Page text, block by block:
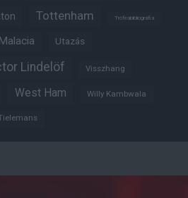
Tottenham Trófeabibliográfia
Utazás
Lindelöf Visszhang
West Ham Willy Kambwala